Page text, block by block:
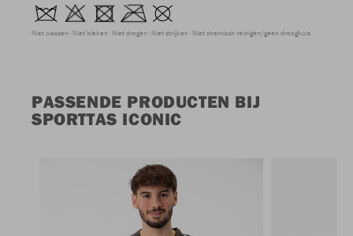
Niet wassen Niet bleken Niet drogen Niet strijken Niet chemisch reinigen/geen droogkuis
PASSENDE PRODUCTEN BIJ
SPORTTAS ICONIC